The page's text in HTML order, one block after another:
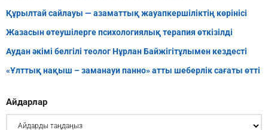
Құрылтай сайлауы — азаматтық жауапкершіліктің көрінісі
Жазасын өтеушілерге психологиялық терапия өткізілді
Аудан әкімі белгілі теолог Нұрлан Байжігітұлымен кездесті
«Ұлттық нақыш – заманауи панно» атты шеберлік сағаты өтті
Айдарлар